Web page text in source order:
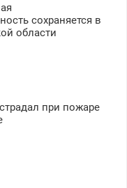
сохраняется в
области
при пожаре